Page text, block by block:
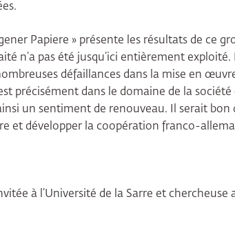
Papiere » présente les résultats de ce
n’a pas été jusqu’ici entièrement exploité.
défaillances dans la mise en
précisément dans le domaine de la
un sentiment de renouveau. Il serait bon
et développer la coopération franco-
à l’Université de la Sarre et chercheuse